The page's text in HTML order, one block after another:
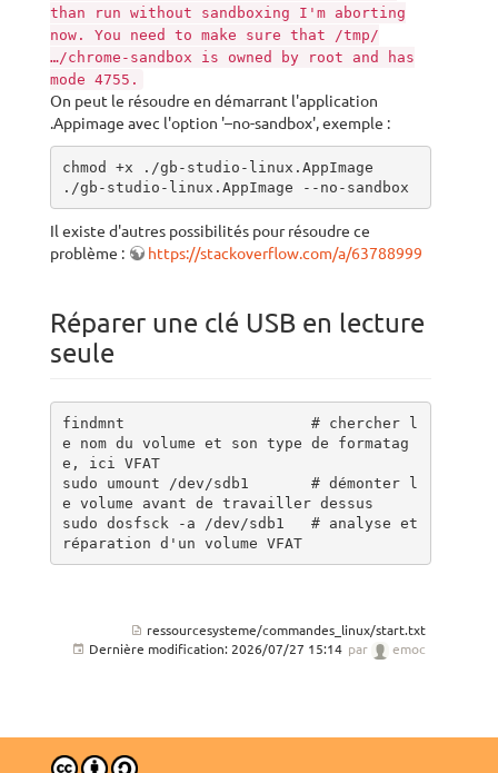
than run without sandboxing I'm aborting
now. You need to make sure that /tmp/
…/chrome-sandbox is owned by root and has
mode 4755.
On peut le résoudre en démarrant l'application
.Appimage avec l'option '–no-sandbox', exemple :
chmod +x ./gb-studio-linux.AppImage
./gb-studio-linux.AppImage --no-sandbox
Il existe d'autres possibilités pour résoudre ce
problème :
https://stackoverflow.com/a/63788999
Réparer une clé USB en lecture
seule
findmnt                     # chercher l
e nom du volume et son type de formatag
e, ici VFAT
sudo umount /dev/sdb1       # démonter l
e volume avant de travailler dessus
sudo dosfsck -a /dev/sdb1   # analyse et
réparation d'un volume VFAT
ressourcesysteme/commandes_linux/start.txt
Dernière modification: 2026/07/27 15:14 par emoc